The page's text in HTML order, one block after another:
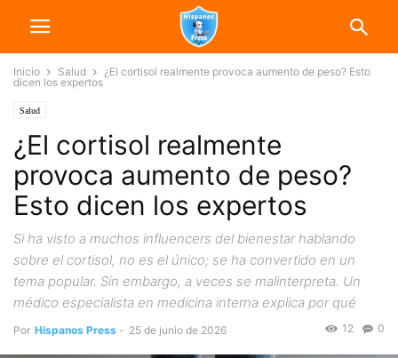
Inicio Salud
¿El cortisol realmente provoca aumento de peso? Esto
dicen los expertos
Salud
¿El cortisol realmente
provoca aumento de peso?
Esto dicen los expertos
Si ha visto a muchos influencers del bienestar hablando
sobre el cortisol, no es el único; se ha convertido en un
tema popular. Sin embargo, a veces se malinterpreta. Un
médico especialista en medicina interna explica por qué
Por Hispanos Press - 25 de junio de 2026 0
12